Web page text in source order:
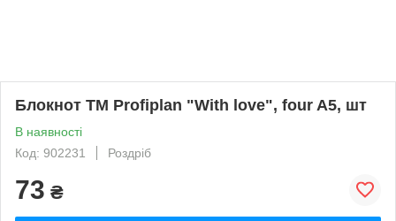
Блокнот TM Profiplan "With love", four A5, шт
В наявності
Код: 902231
Роздріб
73 ₴